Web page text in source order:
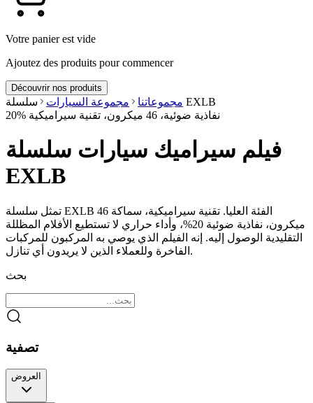
Votre panier est vide
Ajoutez des produits pour commencer
Découvrir nos produits
مجموعاتنا مجموعة السيارات
سلسلة EXLB
20% نفاذية ضوئية، 46 ميكرون، تقنية سيراميكية
فيلم سيراميك سيارات سلسلة
EXLB
تمثل سلسلة EXLB الفئة العليا. تقنية سيراميكية، سماكة 46
ميكرون، نفاذية ضوئية 20%، وأداء حراري لا تستطيع الأفلام المظللة
التقليدية الوصول إليه. إنه الفيلم الذي يوصي به المركبون للمركبات
الفاخرة وللعملاء الذين لا يريدون أي تنازل.
بحث
تصفية
العروض